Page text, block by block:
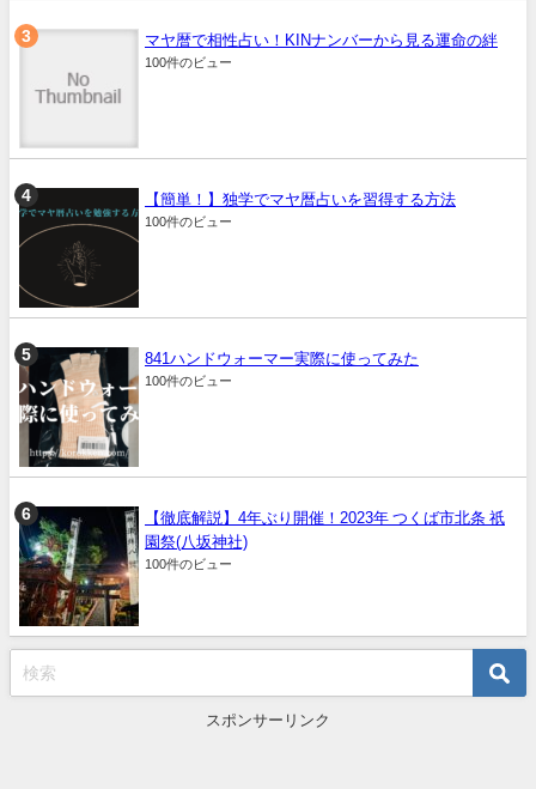
マヤ暦で相性占い！KINナンバーから見る運命の絆
100件のビュー
【簡単！】独学でマヤ暦占いを習得する方法
100件のビュー
841ハンドウォーマー実際に使ってみた
100件のビュー
【徹底解説】4年ぶり開催！2023年 つくば市北条 祇
園祭(八坂神社)
100件のビュー
スポンサーリンク